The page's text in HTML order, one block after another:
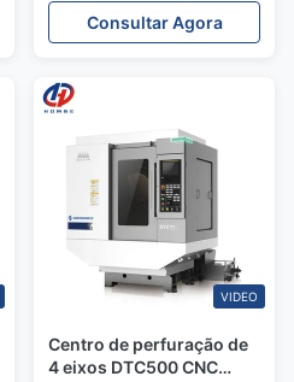
de processamento de liga
de alumínio centro de
Consultar Agora
VIDEO
Centro de perfuração de
4 eixos DTC500 CNC